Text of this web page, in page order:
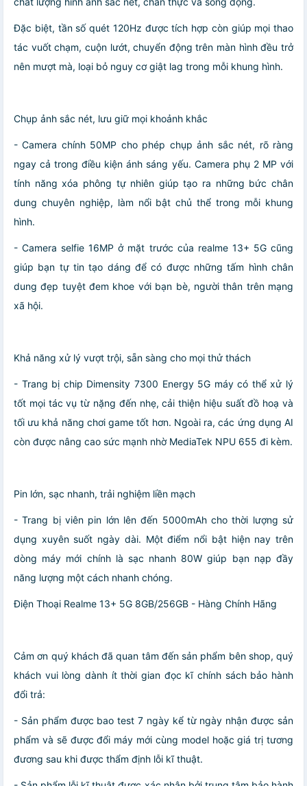
Đặc biệt, tần số quét 120Hz được tích hợp còn giúp mọi thao
tác vuốt chạm, cuộn lướt, chuyển động trên màn hình đều trở
nên mượt mà, loại bỏ nguy cơ giật lag trong mỗi khung hình.
Chụp ảnh sắc nét, lưu giữ mọi khoảnh khắc
- Camera chính 50MP cho phép chụp ảnh sắc nét, rõ ràng
ngay cả trong điều kiện ánh sáng yếu. Camera phụ 2 MP với
tính năng xóa phông tự nhiên giúp tạo ra những bức chân
dung chuyên nghiệp, làm nổi bật chủ thể trong mỗi khung
hình.
- Camera selfie 16MP ở mặt trước của realme 13+ 5G cũng
giúp bạn tự tin tạo dáng để có được những tấm hình chân
dung đẹp tuyệt đem khoe với bạn bè, người thân trên mạng
xã hội.
Khả năng xử lý vượt trội, sẵn sàng cho mọi thử thách
- Trang bị chip Dimensity 7300 Energy 5G máy có thể xử lý
tốt mọi tác vụ từ nặng đến nhẹ, cải thiện hiệu suất đồ hoạ và
tối ưu khả năng chơi game tốt hơn. Ngoài ra, các ứng dụng AI
còn được nâng cao sức mạnh nhờ MediaTek NPU 655 đi kèm.
Pin lớn, sạc nhanh, trải nghiệm liền mạch
- Trang bị viên pin lớn lên đến 5000mAh cho thời lượng sử
dụng xuyên suốt ngày dài. Một điểm nổi bật hiện nay trên
dòng máy mới chính là sạc nhanh 80W giúp bạn nạp đầy
năng lượng một cách nhanh chóng.
Điện Thoại Realme 13+ 5G 8GB/256GB - Hàng Chính Hãng
Cảm ơn quý khách đã quan tâm đến sản phẩm bên shop, quý
khách vui lòng dành ít thời gian đọc kĩ chính sách bảo hành
đổi trả:
- Sản phẩm được bao test 7 ngày kể từ ngày nhận được sản
phẩm và sẽ được đổi máy mới cùng model hoặc giá trị tương
đương sau khi được thẩm định lỗi kĩ thuật.